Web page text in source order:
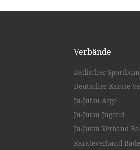
Verbände
Badischer
Deutscher Karate
Ju-Jutsu Arge
Ju-Jutsu Jugend
Ju-Jutsu Verband
Karateverband